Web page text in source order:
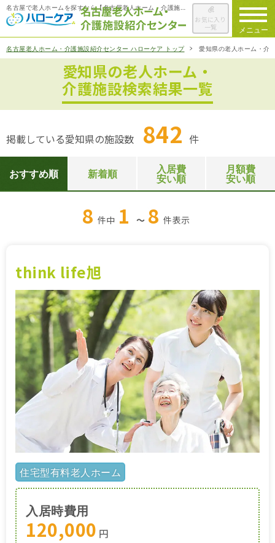
メニュー
お気に入り
一覧
ハローケアについて
老人ホームを検索する
施設選びのポイント
ご入居までの流れ
お役立ち情報
施設特集一覧
ブログ一覧
お気に入り一覧
名古屋老人ホーム・介護施設紹介センター ハローケア トップ 愛知県の老人ホーム・介
愛知県の老人ホーム・
介護施設検索結果一覧
掲載している愛知県の施設数 842 件
おすすめ順 新着順
入居費
安い順
月額費
安い順
8 件中 1 ～ 8 件表示
think life旭
住宅型有料老人ホーム
入居時費用
120,000 円